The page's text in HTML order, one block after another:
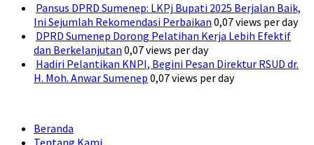
Pansus DPRD Sumenep: LKPj Bupati 2025 Berjalan Baik,
Ini Sejumlah Rekomendasi Perbaikan 0,07 views per day
DPRD Sumenep Dorong Pelatihan Kerja Lebih Efektif
dan Berkelanjutan 0,07 views per day
Hadiri Pelantikan KNPI, Begini Pesan Direktur RSUD dr.
H. Moh. Anwar Sumenep 0,07 views per day
Beranda